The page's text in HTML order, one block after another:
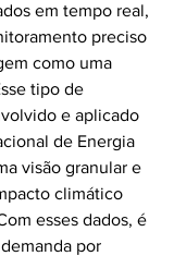
em tempo real,
preciso
como uma
tipo de
e aplicado
de Energia
visão granular e
climático
esses dados, é
por